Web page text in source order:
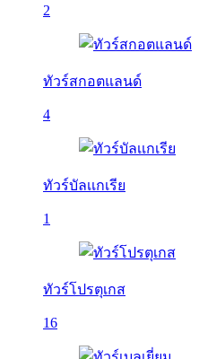
2
ทัวร์สกอตแลนด์
4
ทัวร์บัลเเกเรีย
1
ทัวร์โปรตุเกส
16